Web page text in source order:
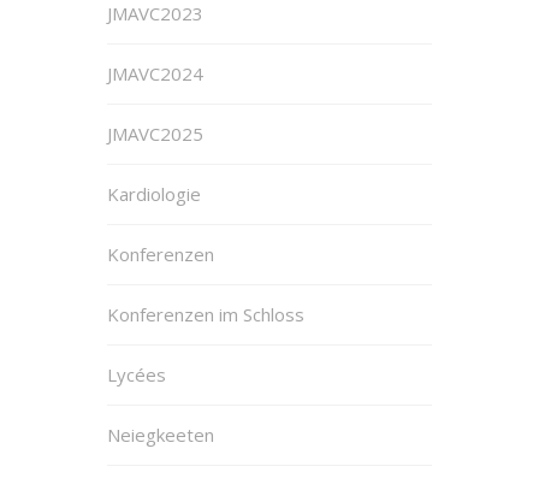
JMAVC2023
JMAVC2024
JMAVC2025
Kardiologie
Konferenzen
Konferenzen im Schloss
Lycées
Neiegkeeten